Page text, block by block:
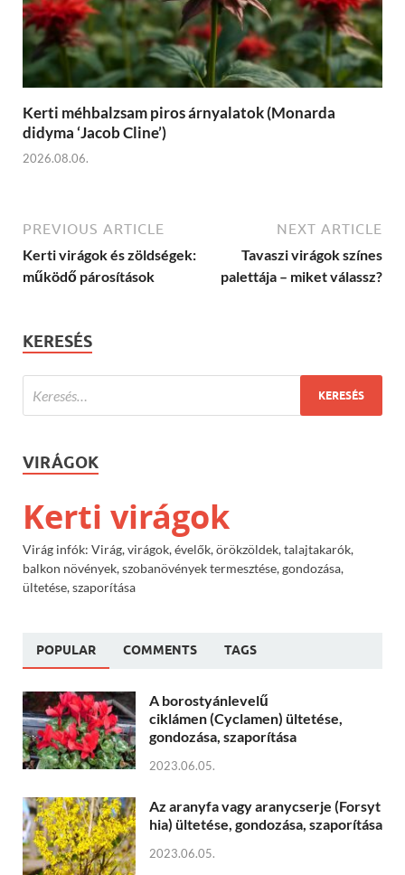
Kerti méhbalzsam piros árnyalatok (Monarda
didyma ‘Jacob Cline’)
2026.08.06.
PREVIOUS ARTICLE
Kerti virágok és zöldségek:
működő párosítások
NEXT ARTICLE
Tavaszi virágok színes
palettája – miket válassz?
KERESÉS
VIRÁGOK
Kerti virágok
Virág infók: Virág, virágok, évelők, örökzöldek, talajtakarók,
balkon növények, szobanövények termesztése, gondozása,
ültetése, szaporítása
POPULAR COMMENTS TAGS
A borostyánlevelű
ciklámen (Cyclamen) ültetése,
gondozása, szaporítása
2023.06.05.
Az aranyfa vagy aranycserje (Forsyt
hia) ültetése, gondozása, szaporítása
2023.06.05.